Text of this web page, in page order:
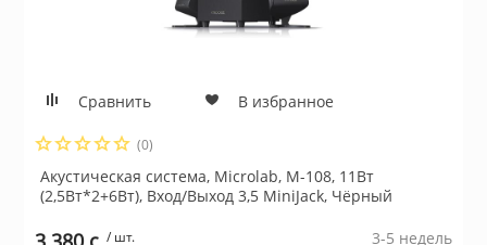
Сравнить В избранное
(0)
Акустическая система, Microlab, M-108, 11Вт
(2,5Вт*2+6Вт), Вход/Выход 3,5 MiniJack, Чёрный
/ шт. 3-5 недель